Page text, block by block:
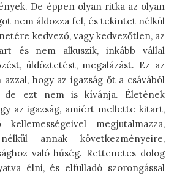
De éppen olyan ritka az olyan
nem áldozza fel, és tekintet nélkül
kedvező, vagy kedvezőtlen, az
és nem alkuszik, inkább vállal
üldöztetést, megalázást. Ez az
hogy az igazság őt a csávából
de ezt nem is kívánja. Életének
az igazság, amiért mellette kitart,
megjutalmazza,
annak következményeire,
való hűség. Rettenetes dolog
élni, és elfulladó szorongással